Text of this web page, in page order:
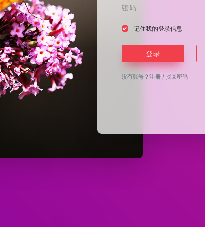
记住我的登录信息
登录
没有账号？注册 /找回密码